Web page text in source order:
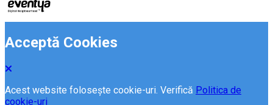
Acceptă Cookies
Acest website folosește cookie-uri. Verifică Politica de
cookie-uri